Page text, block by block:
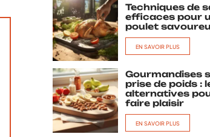
Techniques de
efficaces pour
poulet
EN SAVOIR PLUS
Gourmandises
prise de poids :
alternatives
faire plaisir
EN SAVOIR PLUS